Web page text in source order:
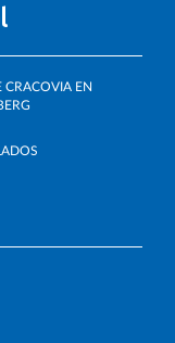
CRACOVIA EN